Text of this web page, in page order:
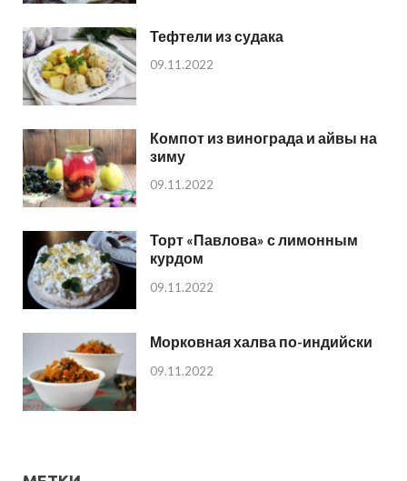
Тефтели из судака
09.11.2022
Компот из винограда и айвы на
зиму
09.11.2022
Торт «Павлова» с лимонным
курдом
09.11.2022
Морковная халва по-индийски
09.11.2022